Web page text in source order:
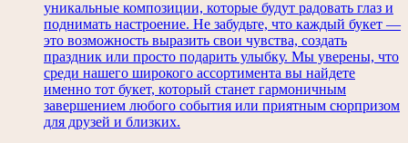
уникальные композиции, которые будут радовать глаз и
поднимать настроение. Не забудьте, что каждый букет —
это возможность выразить свои чувства, создать
праздник или просто подарить улыбку. Мы уверены, что
среди нашего широкого ассортимента вы найдете
именно тот букет, который станет гармоничным
завершением любого события или приятным сюрпризом
для друзей и близких.